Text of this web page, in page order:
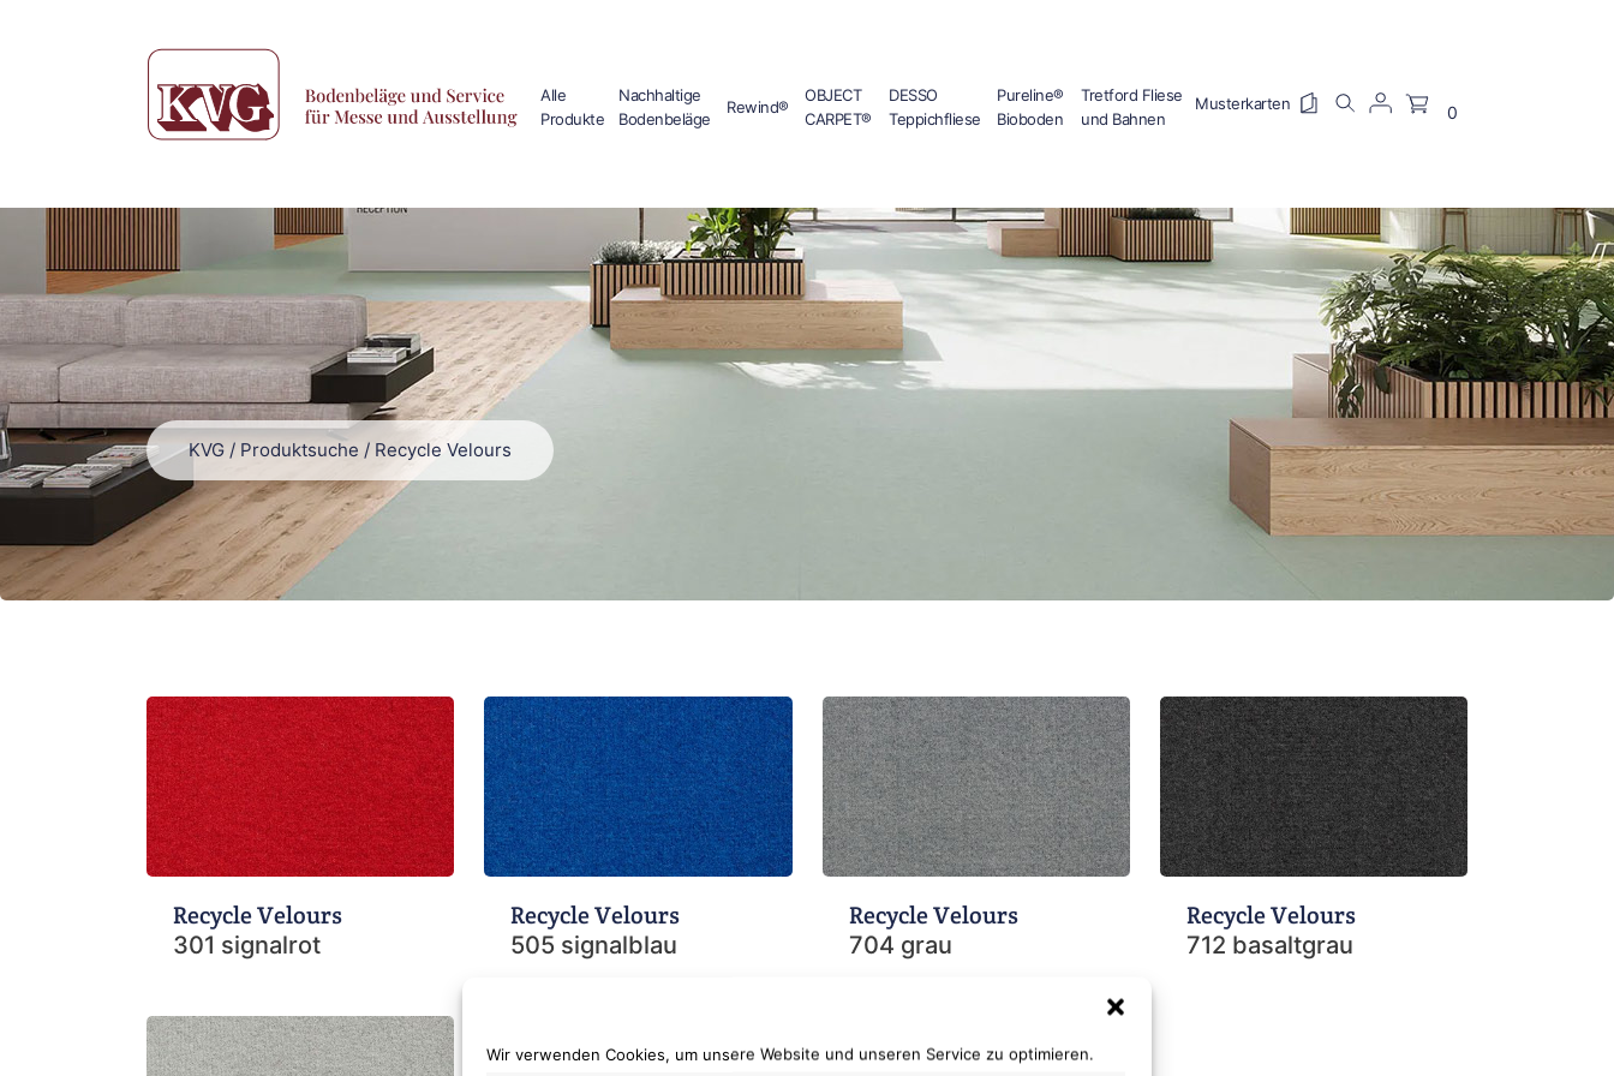
Wir verwenden Cookies, um unsere Website und unseren Service zu optimieren.
Alle
Produkte
Nachhaltige
Bodenbeläge
Rewind®
OBJECT
CARPET®
DESSO
Teppichfliese
Pureline®
Bioboden
Tretford Fliese
und Bahnen
0
KVG / Produktsuche / Recycle Velours
Recycle Velours
301 signalrot
Recycle Velours
505 signalblau
Recycle Velours
704 grau
Recycle Velours
712 basaltgrau